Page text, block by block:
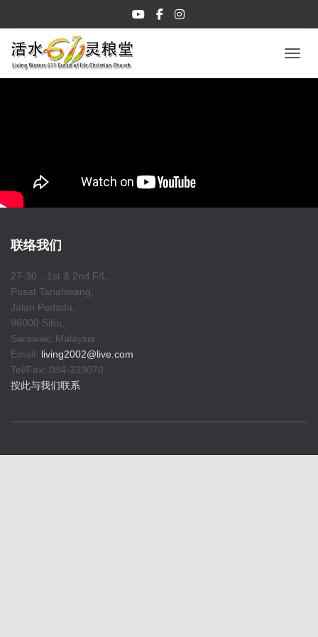
联络我们
27-30，1st & 2nd F/L,
Pusat Tanahwang,
Jalan Pedada,
96000 Sibu,
Sarawak, Malaysia.
Email: living2002@live.com
Tel/Fax: 084-339070
按此与我们联系